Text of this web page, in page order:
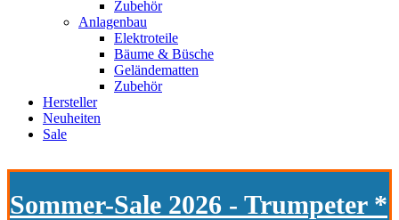
Zubehör
Anlagenbau
Elektroteile
Bäume & Büsche
Geländematten
Zubehör
Hersteller
Neuheiten
Sale
Sommer-Sale 2026 - Trumpeter *